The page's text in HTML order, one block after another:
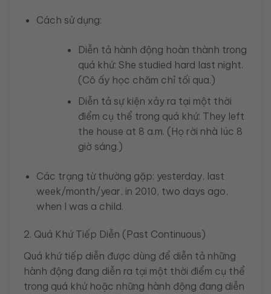
Cách sử dụng:
Diễn tả hành động hoàn thành trong
quá khứ: She studied hard last night.
(Cô ấy học chăm chỉ tối qua.)
Diễn tả sự kiện xảy ra tại một thời
điểm cụ thể trong quá khứ: They left
the house at 8 a.m. (Họ rời nhà lúc 8
giờ sáng.)
Các trạng từ thường gặp: yesterday, last
week/month/year, in 2010, two days ago,
when I was a child.
2. Quá Khứ Tiếp Diễn (Past Continuous)
Quá khứ tiếp diễn được dùng để diễn tả những
hành động đang diễn ra tại một thời điểm cụ thể
trong quá khứ hoặc những hành động đang diễn